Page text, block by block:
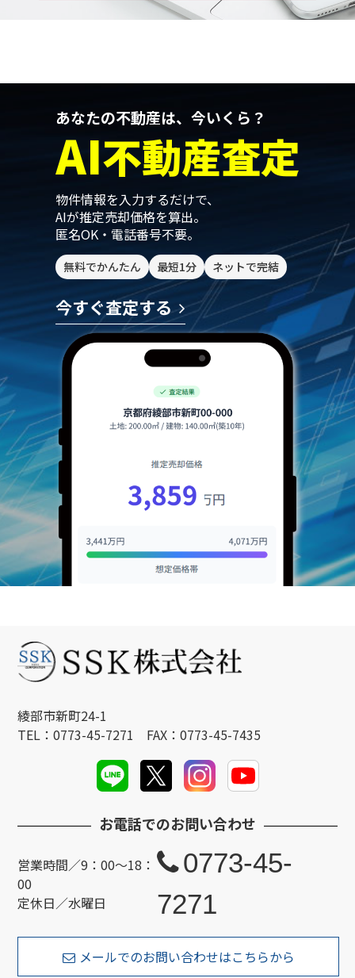
あなたの不動産は、今いくら？
AI不動産査定
物件情報を入力するだけで、
AIが推定売却価格を算出。
匿名OK・電話番号不要。
無料でかんたん 最短1分 ネットで完結
今すぐ査定する
綾部市新町24-1
TEL：0773-45-7271 FAX：0773-45-7435
お電話でのお問い合わせ
営業時間／9：00～18：
00
定休日／水曜日
0773-45-
7271
メールでのお問い合わせはこちらから